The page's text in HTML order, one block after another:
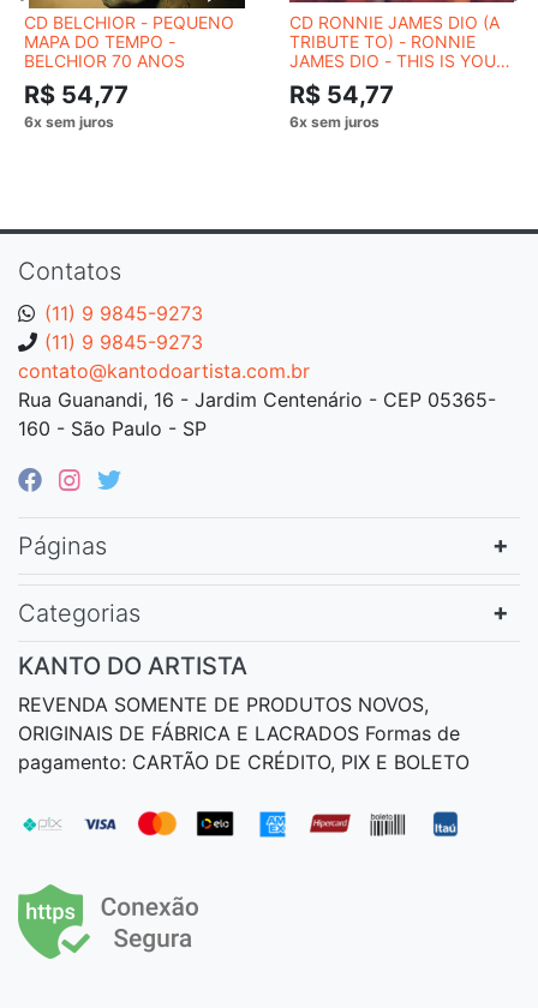
CD BELCHIOR - PEQUENO
MAPA DO TEMPO -
BELCHIOR 70 ANOS
R$ 54,77
CD RONNIE JAMES DIO (A
TRIBUTE TO) - RONNIE
JAMES DIO - THIS IS YOUR
LIFE
R$ 54,77
Contatos
(11) 9 9845-9273
(11) 9 9845-9273
contato@kantodoartista.com.br
Rua Guanandi, 16 - Jardim Centenário - CEP 05365-
160 - São Paulo - SP
Páginas
Categorias
KANTO DO ARTISTA
REVENDA SOMENTE DE PRODUTOS NOVOS,
ORIGINAIS DE FÁBRICA E LACRADOS Formas de
pagamento: CARTÃO DE CRÉDITO, PIX E BOLETO